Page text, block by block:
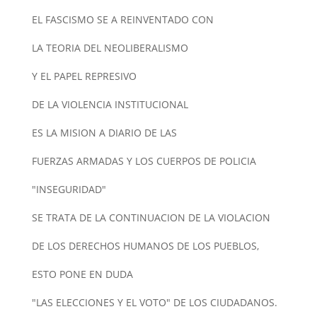
EL FASCISMO SE A REINVENTADO CON
LA TEORIA DEL NEOLIBERALISMO
Y EL PAPEL REPRESIVO
DE LA VIOLENCIA INSTITUCIONAL
ES LA MISION A DIARIO DE LAS
FUERZAS ARMADAS Y LOS CUERPOS DE POLICIA
"INSEGURIDAD"
SE TRATA DE LA CONTINUACION DE LA VIOLACION
DE LOS DERECHOS HUMANOS DE LOS PUEBLOS,
ESTO PONE EN DUDA
"LAS ELECCIONES Y EL VOTO" DE LOS CIUDADANOS.